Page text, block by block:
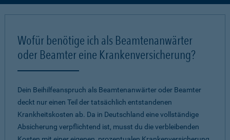
Wofür benötige ich als Beamtenanwärter
oder Beamter eine Krankenversicherung?
Dein Beihilfeanspruch als Beamtenanwärter oder Beamter
deckt nur einen Teil der tatsächlich entstandenen
Krankheitskosten ab. Da in Deutschland eine vollständige
Absicherung verpflichtend ist, musst du die verbleibenden